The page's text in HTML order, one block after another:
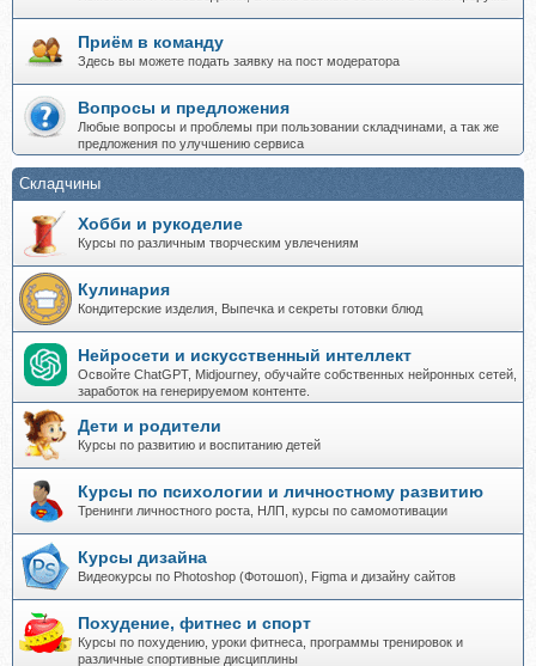
Приём в команду
Здесь вы можете подать заявку на пост модератора
Вопросы и предложения
Любые вопросы и проблемы при пользовании складчинами, а так же
предложения по улучшению сервиса
Складчины
Хобби и рукоделие
Курсы по различным творческим увлечениям
Кулинария
Кондитерские изделия, Выпечка и секреты готовки блюд
Нейросети и искусственный интеллект
Освойте ChatGPT, Midjourney, обучайте собственных нейронных сетей,
заработок на генерируемом контенте.
Дети и родители
Курсы по развитию и воспитанию детей
Курсы по психологии и личностному развитию
Тренинги личностного роста, НЛП, курсы по самомотивации
Курсы дизайна
Видеокурсы по Photoshop (Фотошоп), Figma и дизайну сайтов
Похудение, фитнес и спорт
Курсы по похудению, уроки фитнеса, программы тренировок и
различные спортивные дисциплины